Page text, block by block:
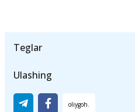
Teglar
Ulashing